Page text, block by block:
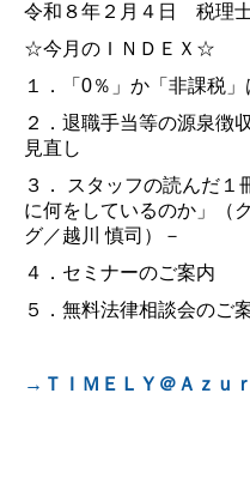
令和８年２月４日 税理
☆今月のＩＮＤＥＸ☆
１．「0％」か「非課税
２．退職手当等の源泉徴
見直し
３． スタッフの読んだ
に何をしているのか」（
グ／越川 慎司）－
４．セミナーのご案内
５．無料法律相談会のご
→ＴＩＭＥＬＹ＠Ａｚｕ